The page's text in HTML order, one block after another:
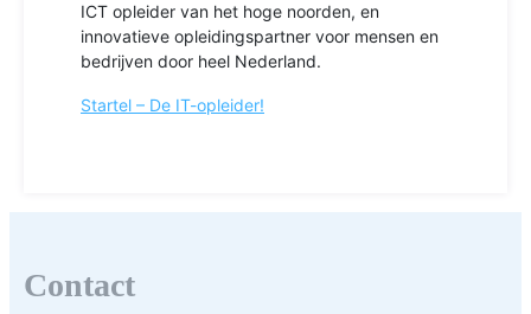
ICT opleider van het hoge noorden, en
innovatieve opleidingspartner voor mensen en
bedrijven door heel Nederland.
Startel – De IT-opleider!
Contact